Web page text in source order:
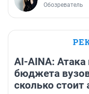
Обозреватель
AI-AINA: Атака
бюджета
сколько стоит